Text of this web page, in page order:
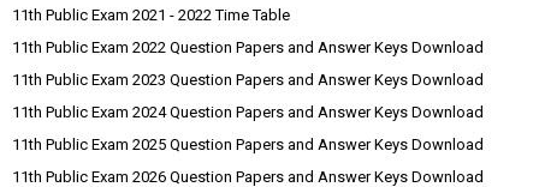
11th Public Exam 2021 - 2022 Time Table
11th Public Exam 2022 Question Papers and Answer Keys Download
11th Public Exam 2023 Question Papers and Answer Keys Download
11th Public Exam 2024 Question Papers and Answer Keys Download
11th Public Exam 2025 Question Papers and Answer Keys Download
11th Public Exam 2026 Question Papers and Answer Keys Download